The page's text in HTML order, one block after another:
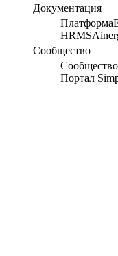
Документация
Платформа
HRMS
Сообщество
Портал